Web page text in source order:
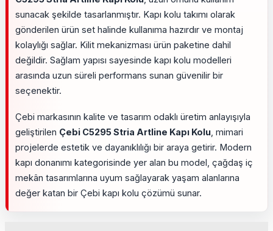
sunacak şekilde tasarlanmıştır. Kapı kolu takımı olarak
gönderilen ürün set halinde kullanıma hazırdır ve montaj
kolaylığı sağlar. Kilit mekanizması ürün paketine dahil
değildir. Sağlam yapısı sayesinde kapı kolu modelleri
arasında uzun süreli performans sunan güvenilir bir
seçenektir.
Çebi markasının kalite ve tasarım odaklı üretim anlayışıyla
geliştirilen Çebi C5295 Stria Artline Kapı Kolu , mimari
projelerde estetik ve dayanıklılığı bir araya getirir. Modern
kapı donanımı kategorisinde yer alan bu model, çağdaş iç
mekân tasarımlarına uyum sağlayarak yaşam alanlarına
değer katan bir Çebi kapı kolu çözümü sunar.